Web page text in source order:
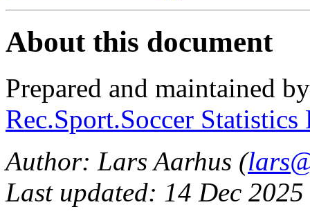
About this document
Prepared and maintained
Rec.Sport.Soccer
Author: Lars Aarhus (
Last updated: 14 Dec 2025